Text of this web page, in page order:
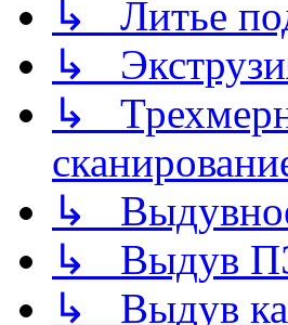
↳ Литье
↳
↳
↳
↳ Выдув
↳ Выдув